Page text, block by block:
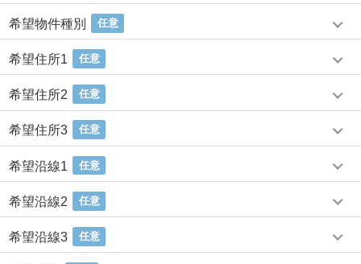
希望物件種別 任意
希望住所1 任意
希望住所2 任意
希望住所3 任意
希望沿線1 任意
希望沿線2 任意
希望沿線3 任意